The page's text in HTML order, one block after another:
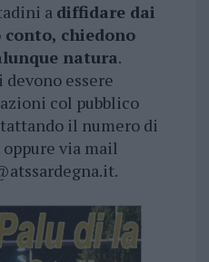
a diffidare dai
conto, chiedono
natura.
essere
col pubblico
il numero di
via mail
.